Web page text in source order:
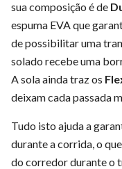
sua composição é de
espuma EVA que
de possibilitar uma
solado recebe uma
A sola ainda traz os
deixam cada passada
Tudo isto ajuda a
durante a corrida, o que
do corredor durante o